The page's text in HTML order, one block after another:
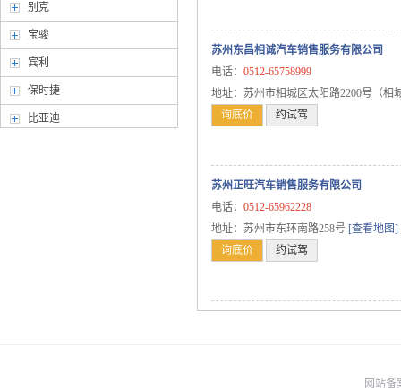
别克
宝骏
宾利
保时捷
比亚迪
苏州东昌相诚汽车销售服务有限公司
电话： 0512-65758999
地址：苏州市相城区太阳路2200号（相
询底价
约试驾
苏州正旺汽车销售服务有限公司
电话： 0512-65962228
地址：苏州市东环南路258号 [查看地图]
询底价
约试驾
网站备